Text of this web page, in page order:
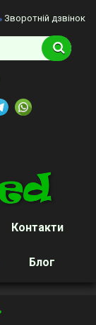
Зворотній дзвінок
Контакти
Блог